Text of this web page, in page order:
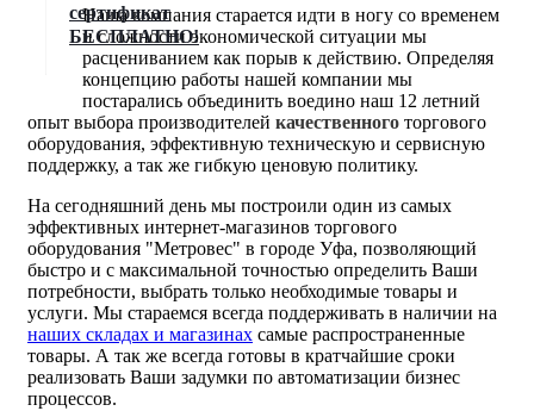
сертификат
БЕСПЛАТНО!
Наша компания старается идти в ногу со временем
и сложности экономической ситуации мы
расцениванием как порыв к действию. Определяя
концепцию работы нашей компании мы
постарались объединить воедино наш 12 летний
опыт выбора производителей качественного торгового
оборудования, эффективную техническую и сервисную
поддержку, а так же гибкую ценовую политику.
На сегодняшний день мы построили один из самых
эффективных интернет-магазинов торгового
оборудования "Метровес" в городе Уфа, позволяющий
быстро и с максимальной точностью определить Ваши
потребности, выбрать только необходимые товары и
услуги. Мы стараемся всегда поддерживать в наличии на
наших складах и магазинах самые распространенные
товары. А так же всегда готовы в кратчайшие сроки
реализовать Ваши задумки по автоматизации бизнес
процессов.